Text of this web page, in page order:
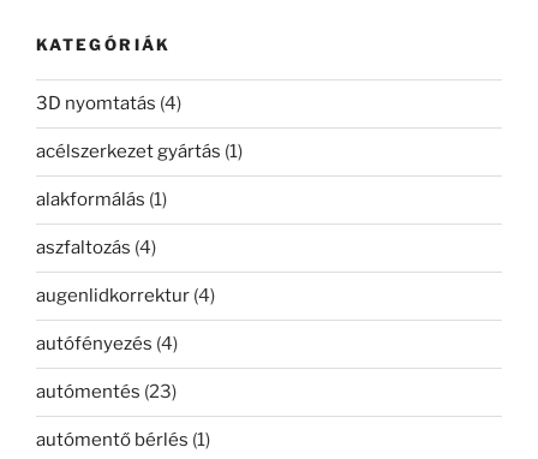
KATEGÓRIÁK
3D nyomtatás (4)
acélszerkezet gyártás (1)
alakformálás (1)
aszfaltozás (4)
augenlidkorrektur (4)
autófényezés (4)
autómentés (23)
autómentő bérlés (1)